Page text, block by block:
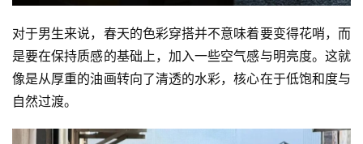
对于男生来说，春天的色彩穿搭并不意味着要变得花哨，而
是要在保持质感的基础上，加入一些空气感与明亮度。这就
像是从厚重的油画转向了清透的水彩，核心在于低饱和度与
自然过渡。